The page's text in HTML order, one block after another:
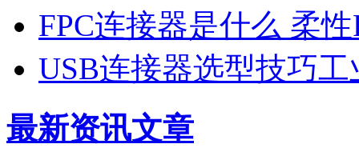
FPC连接器是什么 柔
USB连接器选型技巧
最新资讯文章